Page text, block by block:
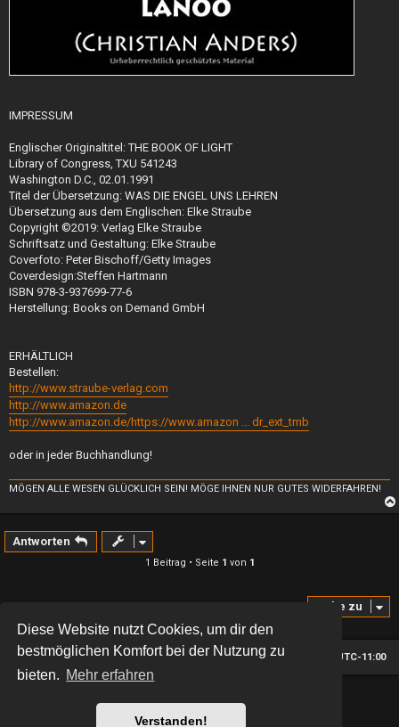
Diese Website nutzt Cookies, um dir den
bestmöglichen Komfort bei der Nutzung zu
bieten. Mehr erfahren
Verstanden!
IMPRESSUM
Englischer Originaltitel: THE BOOK OF LIGHT
Library of Congress, TXU 541243
Washington D.C., 02.01.1991
Titel der Übersetzung: WAS DIE ENGEL UNS LEHREN
Übersetzung aus dem Englischen: Elke Straube
Copyright ©2019: Verlag Elke Straube
Schriftsatz und Gestaltung: Elke Straube
Coverfoto: Peter Bischoff/Getty Images
Coverdesign:Steffen Hartmann
ISBN 978-3-937699-77-6
Herstellung: Books on Demand GmbH
ERHÄLTLICH
Bestellen:
http://www.straube-verlag.com
http://www.amazon.de
http://www.amazon.de/https://www.amazon ... dr_ext_tmb
oder in jeder Buchhandlung!
MÖGEN ALLE WESEN GLÜCKLICH SEIN! MÖGE IHNEN NUR GUTES WIDERFAHREN!
Antworten
1 Beitrag • Seite 1 von 1
Gehe zu
Foren-Übersicht Alle Zeiten sind UTC-11:00
Style version: 2.1.11
Powered byphpBB® Forum Software © phpBB Limited